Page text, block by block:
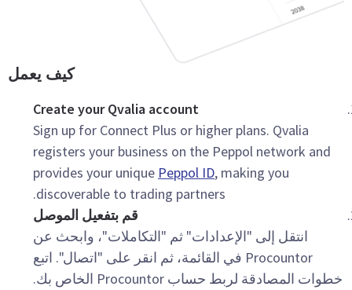
كيف يعمل
Create your Qvalia account
Sign up for Connect Plus or higher plans. Qvalia
registers your business on the Peppol network and
provides your uniquePeppol ID, making you
discoverable to trading partners.
قم بتفعيل الموصل
انتقل إلى "الإعدادات" ثم "التكاملات"، وابحث عن
Procountor في القائمة، ثم انقر على "اتصال". اتبع
خطوات المصادقة لربط حساب Procountor الخاص بك.